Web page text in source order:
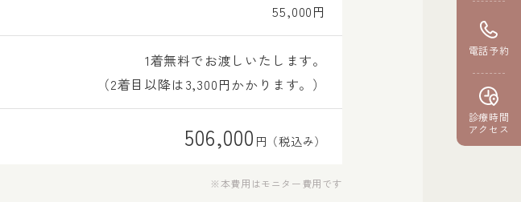
電話予約
診療時間
アクセス
55,000円
1着無料でお渡しいたします。
（2着目以降は3,300円かかります。）
506,000 円（税込み）
本費用はモニター費用です